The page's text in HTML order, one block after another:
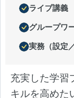
ライブ講義
グループワ
実務（設定
充実した学習
キルを高めた